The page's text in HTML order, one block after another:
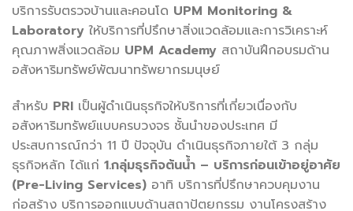
บริการรับตรวจบ้านและคอนโด UPM Monitoring &
Laboratory ให้บริการที่ปรึกษาสิ่งแวดล้อมและการวิเคราะห์
คุณภาพสิ่งแวดล้อม UPM Academy สถาบันฝึกอบรมด้าน
อสังหาริมทรัพย์พัฒนาทรัพยากรมนุษย์
สำหรับ PRI เป็นผู้ดำเนินธุรกิจให้บริการที่เกี่ยวเนื่องกับ
อสังหาริมทรัพย์แบบครบวงจร ชั้นนำของประเทศ มี
ประสบการณ์กว่า 11 ปี ปัจจุบัน ดำเนินธุรกิจภายใต้ 3 กลุ่ม
ธุรกิจหลัก ได้แก่ 1.กลุ่มธุรกิจต้นน้ำ – บริการก่อนเข้าอยู่อาศัย
(Pre-Living Services) อาทิ บริการที่ปรึกษาควบคุมงาน
ก่อสร้าง บริการออกแบบด้านสถาปัตยกรรม งานโครงสร้าง